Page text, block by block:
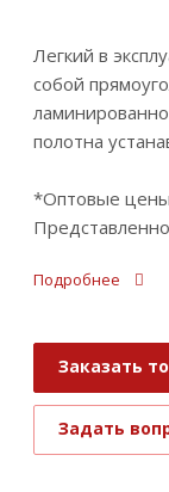
Легкий в
собой
полотна
*Оптовые
Подробнее
Заказать
Задать